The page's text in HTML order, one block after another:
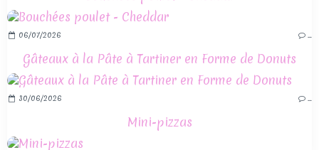
06/07/2026 …
Gâteaux à la Pâte à Tartiner en Forme de Donuts
30/06/2026 …
Mini-pizzas